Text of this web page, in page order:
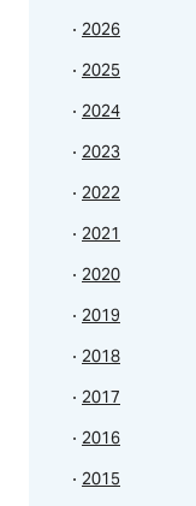
2026
2025
2024
2023
2022
2021
2020
2019
2018
2017
2016
2015